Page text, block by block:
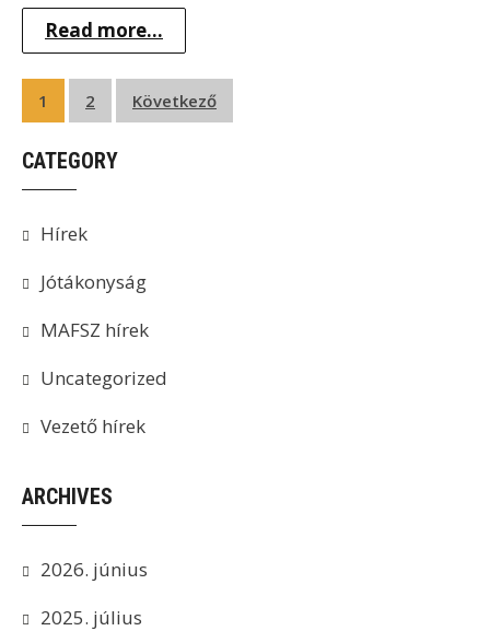
Read more...
Bejegyzések
1 2 Következő
CATEGORY
Hírek
Jótákonyság
MAFSZ hírek
Uncategorized
Vezető hírek
ARCHIVES
2026. június
2025. július